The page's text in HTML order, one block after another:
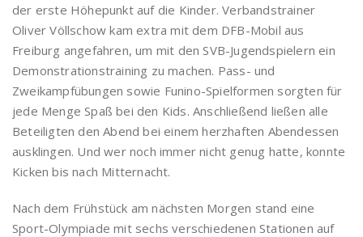
der erste Höhepunkt auf die Kinder. Verbandstrainer
Oliver Völlschow kam extra mit dem DFB-Mobil aus
Freiburg angefahren, um mit den SVB-Jugendspielern ein
Demonstrationstraining zu machen. Pass- und
Zweikampfübungen sowie Funino-Spielformen sorgten für
jede Menge Spaß bei den Kids. Anschließend ließen alle
Beteiligten den Abend bei einem herzhaften Abendessen
ausklingen. Und wer noch immer nicht genug hatte, konnte
Kicken bis nach Mitternacht.
Nach dem Frühstück am nächsten Morgen stand eine
Sport-Olympiade mit sechs verschiedenen Stationen auf